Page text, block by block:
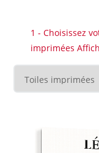
1 - Choisissez
imprimées